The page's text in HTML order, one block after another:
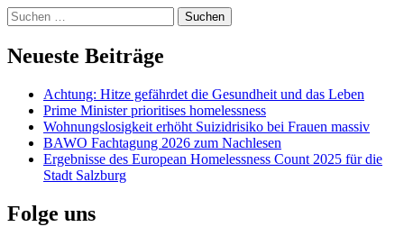
Suchen
nach:
Neueste Beiträge
Achtung: Hitze gefährdet die Gesundheit und das Leben
Prime Minister prioritises homelessness
Wohnungslosigkeit erhöht Suizidrisiko bei Frauen massiv
BAWO Fachtagung 2026 zum Nachlesen
Ergebnisse des European Homelessness Count 2025 für die
Stadt Salzburg
Folge uns